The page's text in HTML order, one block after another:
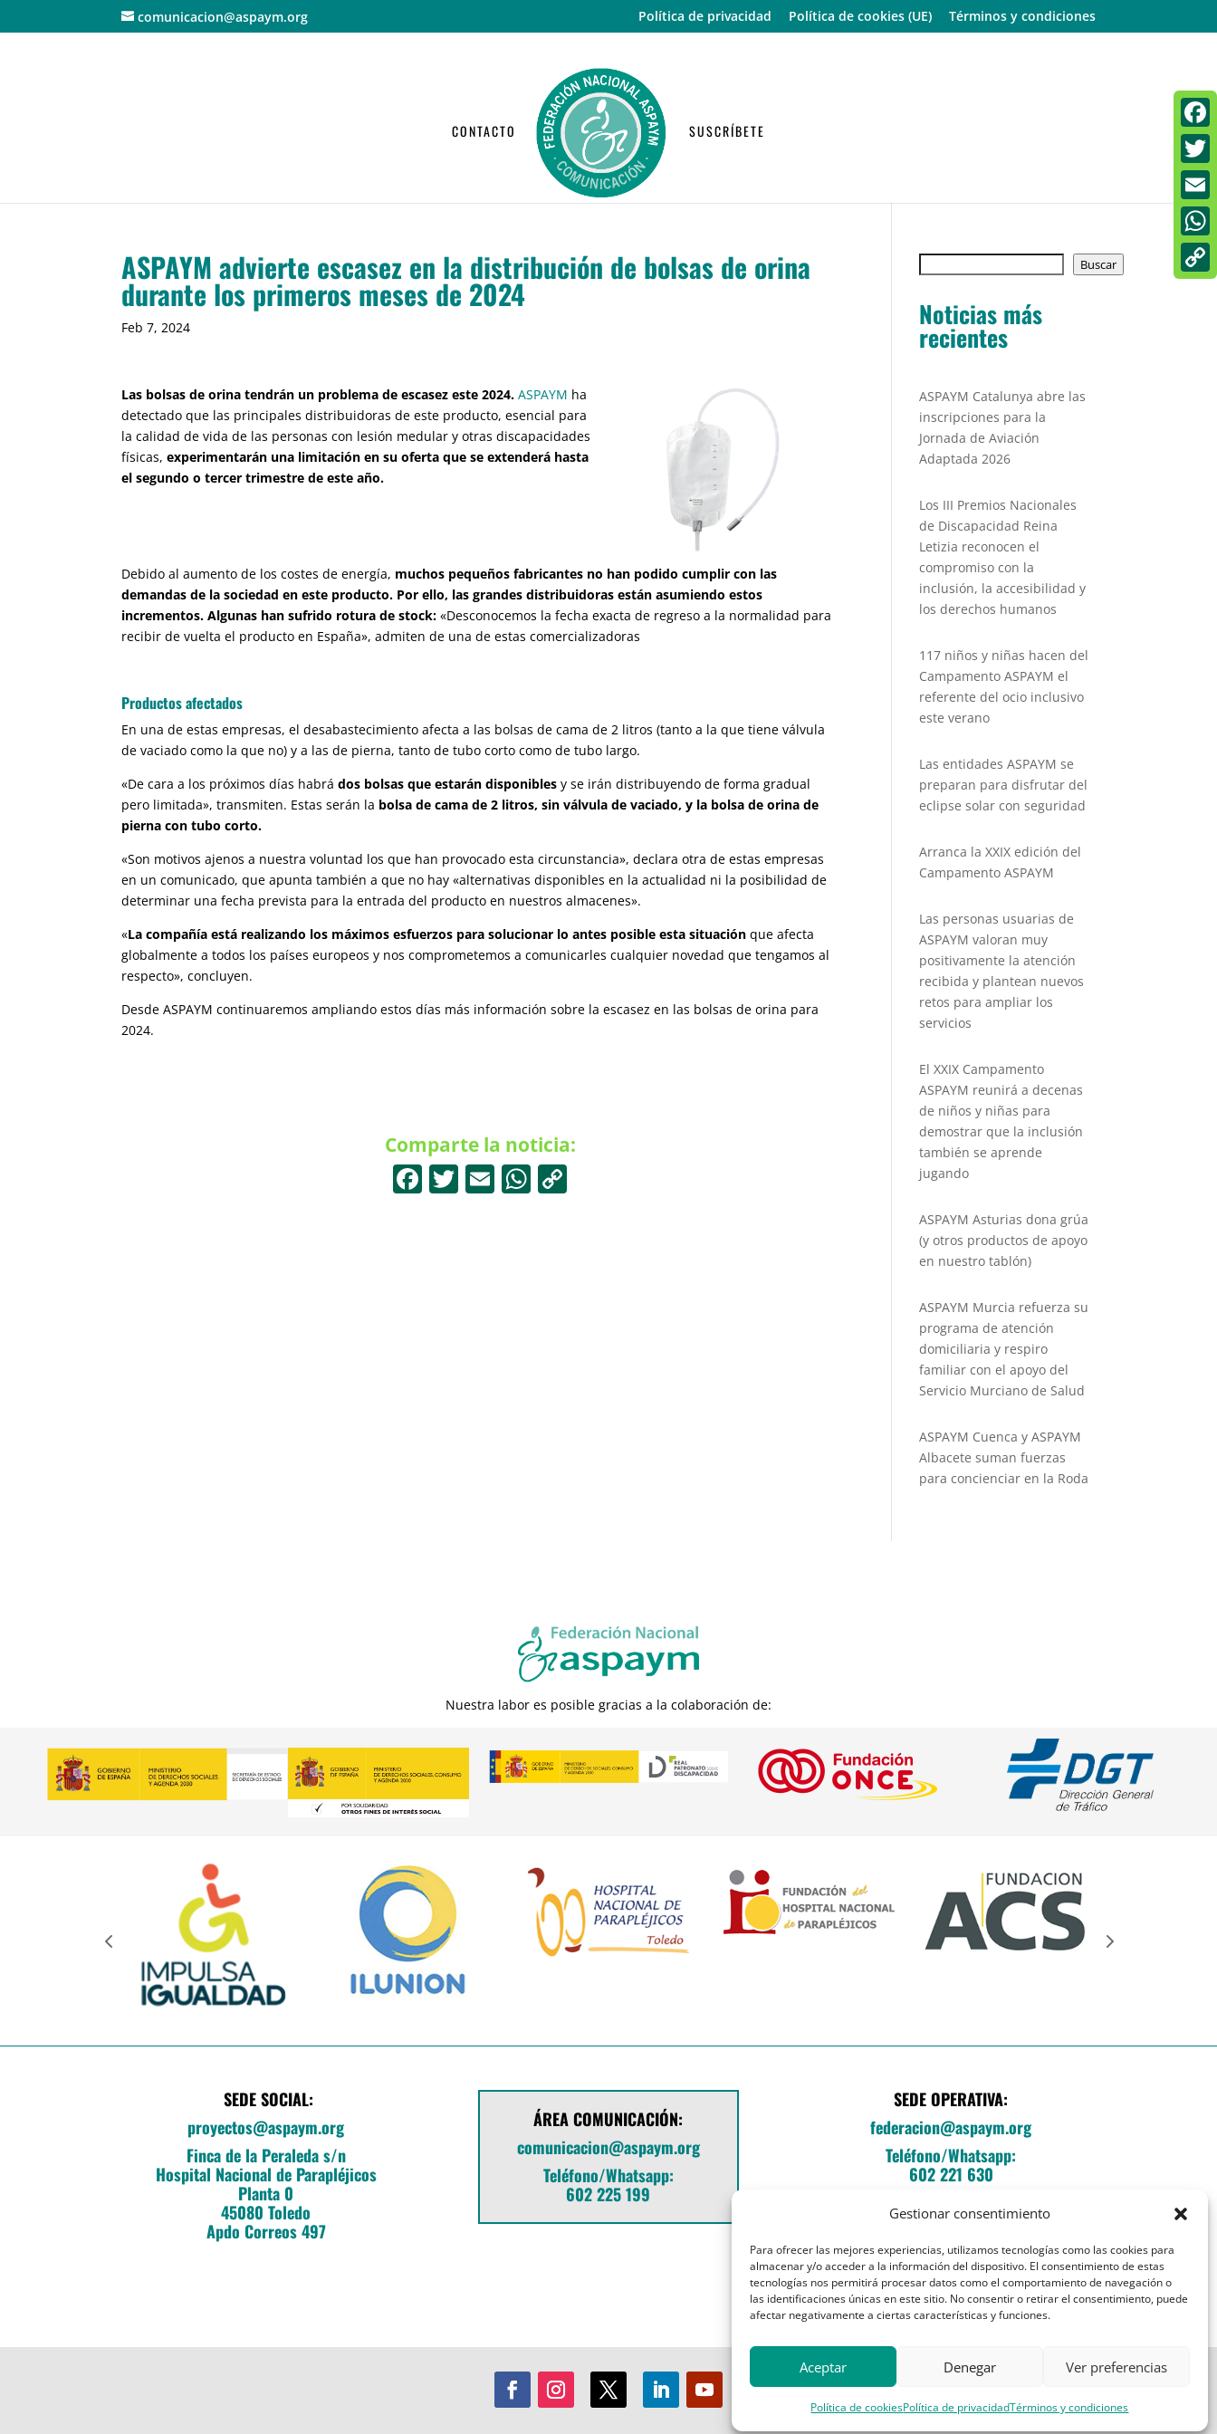
Gestionar consentimiento
Para ofrecer las mejores experiencias, utilizamos tecnologías como las cookies para
almacenar y/o acceder a la información del dispositivo. El consentimiento de estas
tecnologías nos permitirá procesar datos como el comportamiento de navegación o
las identificaciones únicas en este sitio. No consentir o retirar el consentimiento, puede
afectar negativamente a ciertas características y funciones.
Aceptar Denegar Ver preferencias
Política de cookiesPolítica de privacidadTérminos y condiciones
comunicacion@aspaym.org Política de privacidad Política de cookies (UE) Términos y condiciones
CONTACTO SUSCRÍBETE
ASPAYM advierte escasez en la distribución de bolsas de orina
durante los primeros meses de 2024
Feb 7, 2024
Las bolsas de orina tendrán un problema de escasez este 2024. ASPAYM ha
detectado que las principales distribuidoras de este producto, esencial para
la calidad de vida de las personas con lesión medular y otras discapacidades
físicas,experimentarán una limitación en su oferta que se extenderá hasta
el segundo o tercer trimestre de este año.
Debido al aumento de los costes de energía, muchos pequeños fabricantes no han podido cumplir con las
demandas de la sociedad en este producto. Por ello, las grandes distribuidoras están asumiendo estos
incrementos. Algunas han sufrido rotura de stock: «Desconocemos la fecha exacta de regreso a la normalidad para
recibir de vuelta el producto en España», admiten de una de estas comercializadoras
Productos afectados
En una de estas empresas, el desabastecimiento afecta a las bolsas de cama de 2 litros (tanto a la que tiene válvula
de vaciado como la que no) y a las de pierna, tanto de tubo corto como de tubo largo.
«De cara a los próximos días habrádos bolsas que estarán disponibles y se irán distribuyendo de forma gradual
pero limitada», transmiten. Estas serán la bolsa de cama de 2 litros, sin válvula de vaciado, y la bolsa de orina de
pierna con tubo corto.
«Son motivos ajenos a nuestra voluntad los que han provocado esta circunstancia», declara otra de estas empresas
en un comunicado, que apunta también a que no hay «alternativas disponibles en la actualidad ni la posibilidad de
determinar una fecha prevista para la entrada del producto en nuestros almacenes».
«La compañía está realizando los máximos esfuerzos para solucionar lo antes posible esta situación que afecta
globalmente a todos los países europeos y nos comprometemos a comunicarles cualquier novedad que tengamos al
respecto», concluyen.
Desde ASPAYM continuaremos ampliando estos días más información sobre la escasez en las bolsas de orina para
2024.
Comparte la noticia:
F T E W
Buscar
Noticias más
recientes
ASPAYM Catalunya abre las
inscripciones para la
Jornada de Aviación
Adaptada 2026
Los III Premios Nacionales
de Discapacidad Reina
Letizia reconocen el
compromiso con la
inclusión, la accesibilidad y
los derechos humanos
117 niños y niñas hacen del
Campamento ASPAYM el
referente del ocio inclusivo
este verano
Las entidades ASPAYM se
preparan para disfrutar del
eclipse solar con seguridad
Arranca la XXIX edición del
Campamento ASPAYM
Las personas usuarias de
ASPAYM valoran muy
positivamente la atención
recibida y plantean nuevos
retos para ampliar los
servicios
El XXIX Campamento
ASPAYM reunirá a decenas
de niños y niñas para
demostrar que la inclusión
también se aprende
jugando
ASPAYM Asturias dona grúa
(y otros productos de apoyo
en nuestro tablón)
ASPAYM Murcia refuerza su
programa de atención
domiciliaria y respiro
familiar con el apoyo del
Servicio Murciano de Salud
ASPAYM Cuenca y ASPAYM
Albacete suman fuerzas
para concienciar en la Roda
Nuestra labor es posible gracias a la colaboración de:
SEDE SOCIAL:
proyectos@aspaym.org
Finca de la Peraleda s/n
Hospital Nacional de Parapléjicos
Planta 0
45080 Toledo
Apdo Correos 497
ÁREA COMUNICACIÓN:
comunicacion@aspaym.org
Teléfono/Whatsapp:
602 225 199
SEDE OPERATIVA:
federacion@aspaym.org
Teléfono/Whatsapp:
602 221 630
C/Fray Luis de León, 14, local E
Entrada esq. Sebastián Herrera
28012 Madrid
Email